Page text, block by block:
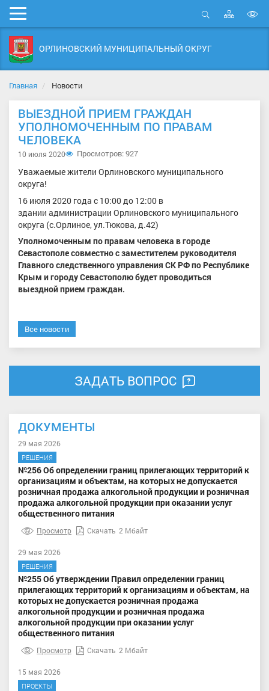
Мобильное
меню
Открыть
Карта
сайта
ОРЛИНОВСКИЙ МУНИЦИПАЛЬНЫЙ ОКРУГ
Главная Новости
ВЫЕЗДНОЙ ПРИЕМ ГРАЖДАН
УПОЛНОМОЧЕННЫМ ПО ПРАВАМ
ЧЕЛОВЕКА
10 июля 2020 Просмотров: 927
Уважаемые жители Орлиновского муниципального
округа!
16 июля 2020 года с 10:00 до 12:00 в
здании администрации Орлиновского муниципального
округа (с.Орлиное, ул.Тюкова, д.42)
Уполномоченным по правам человека в городе
Севастополе совместно с заместителем руководителя
Главного следственного управления СК РФ по Республике
Крым и городу Севастополюбудет проводиться
выездной прием граждан.
Все новости
ЗАДАТЬ ВОПРОС
ДОКУМЕНТЫ
29 мая 2026
РЕШЕНИЯ
№256 Об определении границ прилегающих территорий к
организациям и объектам, на которых не допускается
розничная продажа алкогольной продукции и розничная
продажа алкогольной продукции при оказании услуг
общественного питания
Просмотр Скачать 2 Мбайт
29 мая 2026
РЕШЕНИЯ
№255 Об утверждении Правил определении границ
прилегающих территорий к организациям и объектам, на
которых не допускается розничная продажа
алкогольной продукции и розничная продажа
алкогольной продукции при оказании услуг
общественного питания
Просмотр Скачать 2 Мбайт
15 мая 2026
ПРОЕКТЫ